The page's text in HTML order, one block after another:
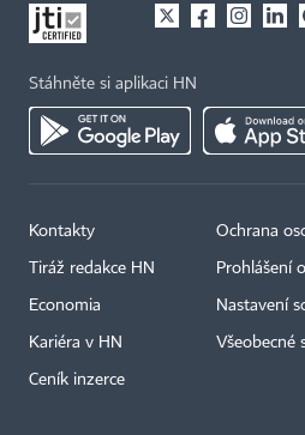
Stáhněte si aplikaci HN
Kontakty
Tiráž redakce HN
Economia
Kariéra v HN
Ceník inzerce
Ochrana
Prohlášení
Nastavení
Všeobecné